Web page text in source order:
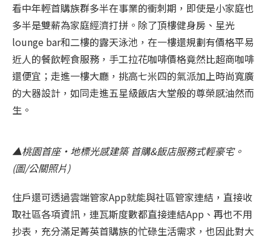
看中年輕首購族群多半在事業的衝刺期，即使是小家庭也
多半是雙薪為家庭經濟打拼。除了頂樓健身房、星光
lounge bar和二樓的露天泳池，在一樓還規劃有價格平易
近人的餐飲輕食服務，手工拉花咖啡價格竟然比超商咖啡
還便宜；走進一樓大廳，挑高七米四的氣派加上時尚寬廣
的大器設計，如同走進五星級飯店大堂般的尊榮感油然而
生。
▲桃園首座‧地標光感建築 首購&飯店服務式輕豪宅。
(圖/公關照片)
住戶還可透過雲端管家App就能與社區管家連結，直接收
取社區各項資訊，連瓦斯度數都直接連結App、再也不用
抄表，充分滿足菁英首購族的忙碌生活需求，也因此對大